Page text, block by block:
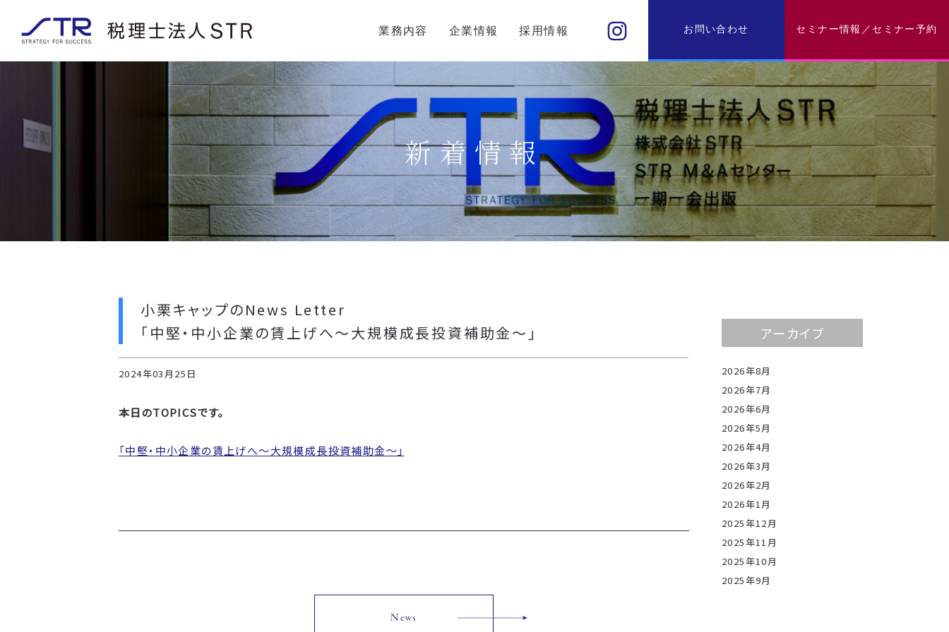
業務内容 企業情報 採用情報 お問い合わせ セミナー情報／セミナー予約
新着情報
小栗キャップのNews Letter
「中堅・中小企業の賃上げへ～大規模成長投資補助金～」
2024年03月25日
本日のTOPICSです。
「中堅・中小企業の賃上げへ～大規模成長投資補助金～」
News
アーカイブ
2026年8月
2026年7月
2026年6月
2026年5月
2026年4月
2026年3月
2026年2月
2026年1月
2025年12月
2025年11月
2025年10月
2025年9月